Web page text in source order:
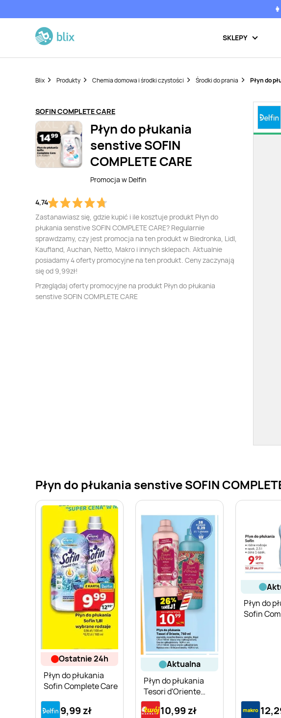
SKLEPY
Blix Produkty Chemia domowa i środki czystości Środki do prania Płyn do
SOFIN COMPLETE CARE
Płyn do płukania
senstive SOFIN
COMPLETE CARE
Promocja w Delfin
4,74
Zastanawiasz się, gdzie kupić i ile kosztuje produkt Płyn do
płukania senstive SOFIN COMPLETE CARE? Regularnie
sprawdzamy, czy jest promocja na ten produkt w Biedronka, Lidl,
Kaufland, Auchan, Netto, Makro i innych sklepach. Aktualnie
posiadamy 4 oferty promocyjne na ten produkt. Ceny zaczynają
się od 9,99zł!
Przeglądaj oferty promocyjne na produkt Płyn do płukania
senstive SOFIN COMPLETE CARE
Płyn do płukania senstive SOFIN
ostatnie 24h
Płyn do płukania
Sofin Complete Care
9,99 zł
aktualna
Płyn do płukania
Tesori d'Oriente
Ayurveda
10,99 zł
Płyn do
Sofin